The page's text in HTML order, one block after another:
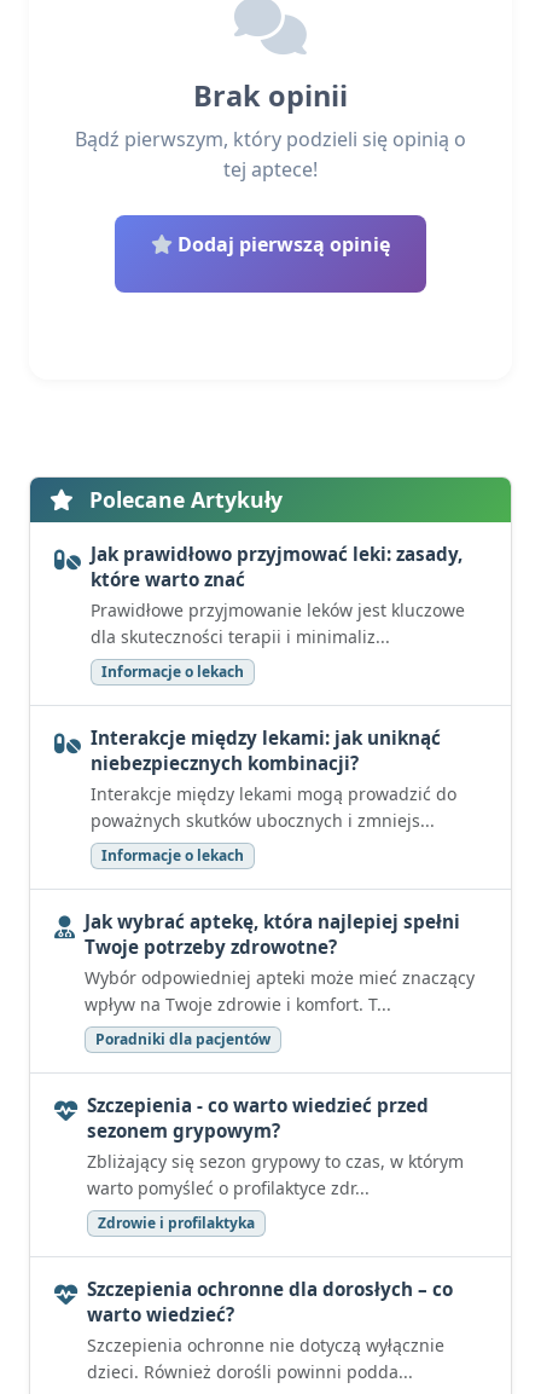
Brak opinii
Bądź pierwszym, który podzieli się opinią o
tej aptece!
Dodaj pierwszą opinię
Polecane Artykuły
Jak prawidłowo przyjmować leki: zasady,
które warto znać
Prawidłowe przyjmowanie leków jest kluczowe
dla skuteczności terapii i minimaliz...
Informacje o lekach
Interakcje między lekami: jak uniknąć
niebezpiecznych kombinacji?
Interakcje między lekami mogą prowadzić do
poważnych skutków ubocznych i zmniejs...
Informacje o lekach
Jak wybrać aptekę, która najlepiej spełni
Twoje potrzeby zdrowotne?
Wybór odpowiedniej apteki może mieć znaczący
wpływ na Twoje zdrowie i komfort. T...
Poradniki dla pacjentów
Szczepienia - co warto wiedzieć przed
sezonem grypowym?
Zbliżający się sezon grypowy to czas, w którym
warto pomyśleć o profilaktyce zdr...
Zdrowie i profilaktyka
Szczepienia ochronne dla dorosłych – co
warto wiedzieć?
Szczepienia ochronne nie dotyczą wyłącznie
dzieci. Również dorośli powinni podda...